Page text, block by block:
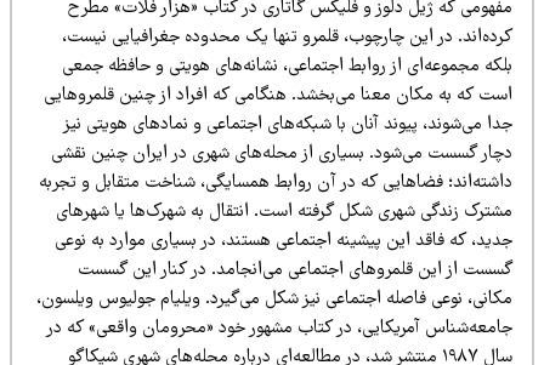
که ژیل دلوز و فلیکس گاتاری در کتاب «هزار فلات» مطرح
در این چارچوب، قلمرو تنها یک محدوده جغرافیایی نیست،
مجموعه‌ای از روابط اجتماعی، نشانه‌های هویتی و حافظه جمعی
که به مکان معنا می‌بخشد. هنگامی که افراد از چنین قلمروهایی
می‌شوند، پیوند آنان با شبکه‌های اجتماعی و نمادهای هویتی نیز
گسست می‌شود. بسیاری از محله‌های شهری در ایران چنین نقشی
فضاهایی که در آن روابط همسایگی، شناخت متقابل و تجربه
زندگی شهری شکل گرفته است. انتقال به شهرک‌ها یا شهرهای
که فاقد این پیشینه اجتماعی هستند، در بسیاری موارد به نوعی
از این قلمروهای اجتماعی می‌انجامد. در کنار این گسست
نوعی فاصله اجتماعی نیز شکل می‌گیرد. ویلیام جولیوس ویلسون،
آمریکایی، در کتاب مشهور خود «محرومان واقعی» که در
سال ۱۹۸۷ منتشر شد، در مطالعه‌ای درباره محله‌های شهری شیکاگو